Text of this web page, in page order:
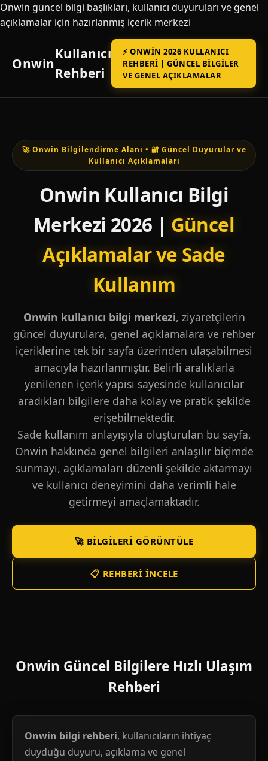
Onwin güncel bilgi başlıkları, kullanıcı duyuruları ve genel
açıklamalar için hazırlanmış içerik merkezi
Onwin
Kullanıcı
Rehberi
⚡ ONWIN 2026 KULLANICI
REHBERI | GÜNCEL BILGILER
VE GENEL AÇIKLAMALAR
🚀 Onwin Bilgilendirme Alanı • 🔐 Güncel Duyurular ve
Kullanıcı Açıklamaları
Onwin Kullanıcı Bilgi
Merkezi 2026 | Güncel
Açıklamalar ve Sade
Kullanım
Onwin kullanıcı bilgi merkezi, ziyaretçilerin
güncel duyurulara, genel açıklamalara ve rehber
içeriklerine tek bir sayfa üzerinden ulaşabilmesi
amacıyla hazırlanmıştır. Belirli aralıklarla
yenilenen içerik yapısı sayesinde kullanıcılar
aradıkları bilgilere daha kolay ve pratik şekilde
erişebilmektedir.
Sade kullanım anlayışıyla oluşturulan bu sayfa,
Onwin hakkında genel bilgileri anlaşılır biçimde
sunmayı, açıklamaları düzenli şekilde aktarmayı
ve kullanıcı deneyimini daha verimli hale
getirmeyi amaçlamaktadır.
🚀 BILGILERI GÖRÜNTÜLE
📋 REHBERI İNCELE
Onwin Güncel Bilgilere Hızlı Ulaşım
Rehberi
Onwin bilgi rehberi, kullanıcıların ihtiyaç
duyduğu duyuru, açıklama ve genel